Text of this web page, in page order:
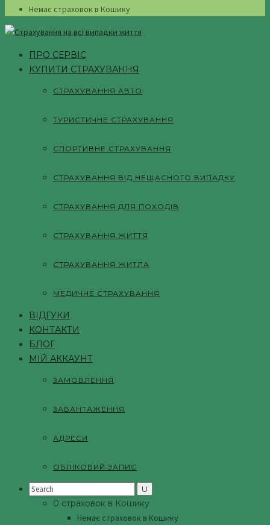
Немає страховок в Кошику
ПРО СЕРВІС
КУПИТИ СТРАХУВАННЯ
СТРАХУВАННЯ АВТО
ТУРИСТИЧНЕ СТРАХУВАННЯ
СПОРТИВНЕ СТРАХУВАННЯ
СТРАХУВАННЯ ВІД НЕЩАСНОГО ВИПАДКУ
СТРАХУВАННЯ ДЛЯ ПОХОДІВ
СТРАХУВАННЯ ЖИТТЯ
СТРАХУВАННЯ ЖИТЛА
МЕДИЧНЕ СТРАХУВАННЯ
ВІДГУКИ
КОНТАКТИ
БЛОГ
МІЙ АККАУНТ
ЗАМОВЛЕННЯ
ЗАВАНТАЖЕННЯ
АДРЕСИ
ОБЛІКОВИЙ ЗАПИС
Search
0 страховок в Кошику
Немає страховок в Кошику